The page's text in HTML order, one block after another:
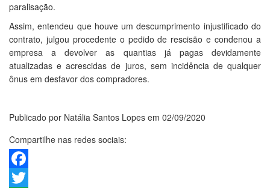
paralisação.
Assim, entendeu que houve um descumprimento injustificado do
contrato, julgou procedente o pedido de rescisão e condenou a
empresa a devolver as quantias já pagas devidamente
atualizadas e acrescidas de juros, sem incidência de qualquer
ônus em desfavor dos compradores.
Publicado por Natália Santos Lopes em 02/09/2020
Compartilhe nas redes sociais:
Facebook